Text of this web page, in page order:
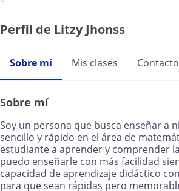
Perfil de Litzy Jhonss
Sobre mí Mis clases Contacto
Sobre mí
Soy un persona que busca enseñar a
sencillo y rápido en el área de
estudiante a aprender y comprender
puedo enseñarle con más facilidad
capacidad de aprendizaje didáctico
para que sean rápidas pero